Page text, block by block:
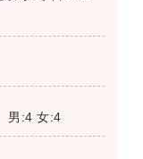
男:4 女:4